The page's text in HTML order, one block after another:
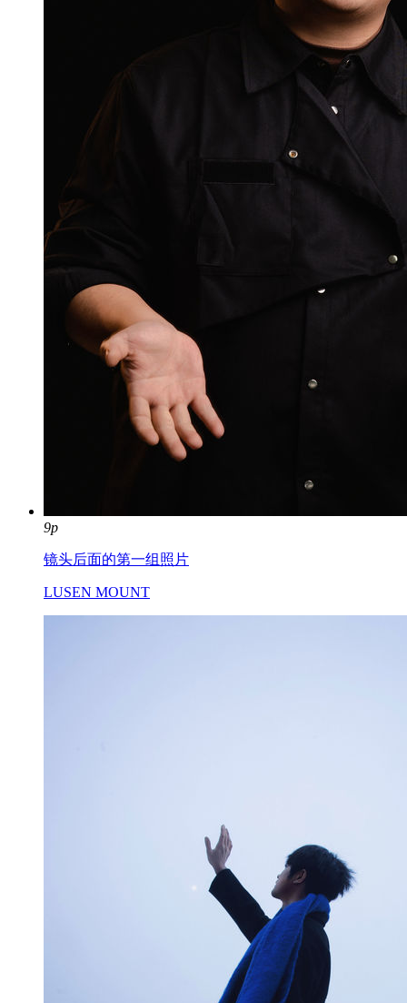
9p
镜头后面的第一组照片
LUSEN MOUNT